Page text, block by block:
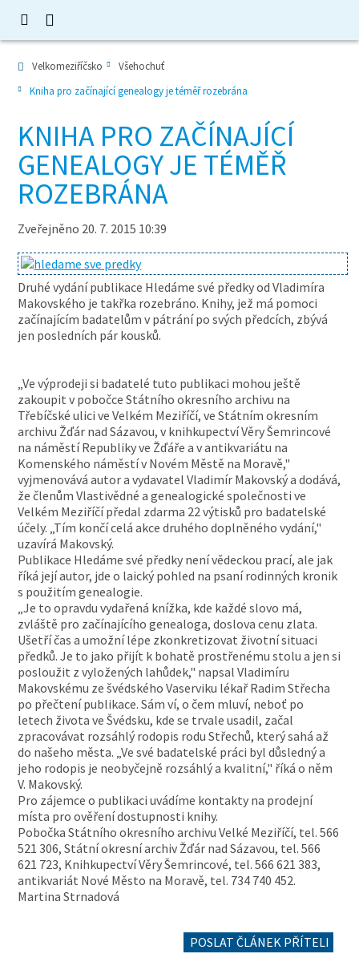
Velkomeziříčsko
Všehochuť
Kniha pro začínající genealogy je téměř rozebrána
KNIHA PRO ZAČÍNAJÍCÍ
GENEALOGY JE TÉMĚŘ
ROZEBRÁNA
Zveřejněno 20. 7. 2015 10:39
Druhé vydání publikace Hledáme své předky od Vladimíra
Makovského je takřka rozebráno. Knihy, jež má pomoci
začínajícím badatelům v pátrání po svých předcích, zbývá
jen posledních pár kousků.
„Ve výprodeji si badatelé tuto publikaci mohou ještě
zakoupit v pobočce Státního okresního archivu na
Třebíčské ulici ve Velkém Meziříčí, ve Státním okresním
archivu Žďár nad Sázavou, v knihkupectví Věry Šemrincové
na náměstí Republiky ve Žďáře a v antikvariátu na
Komenského náměstí v Novém Městě na Moravě,"
vyjmenovává autor a vydavatel Vladimír Makovský a dodává,
že členům Vlastivědné a genealogické společnosti ve
Velkém Meziříčí předal zdarma 22 výtisků pro badatelské
účely. „Tím končí celá akce druhého doplněného vydání,"
uzavírá Makovský.
Publikace Hledáme své předky není vědeckou prací, ale jak
říká její autor, jde o laický pohled na psaní rodinných kronik
s použitím genealogie.
„Je to opravdu vydařená knížka, kde každé slovo má,
zvláště pro začínajícího genealoga, doslova cenu zlata.
Ušetří čas a umožní lépe zkonkretizovat životní situaci
předků. Je to jako přijít k bohatě prostřenému stolu a jen si
posloužit z vyložených lahůdek," napsal Vladimíru
Makovskému ze švédského Vaserviku lékař Radim Střecha
po přečtení publikace. Sám ví, o čem mluví, neboť po
letech života ve Švédsku, kde se trvale usadil, začal
zpracovávat rozsáhlý rodopis rodu Střechů, který sahá až
do našeho města. „Ve své badatelské práci byl důsledný a
jeho rodopis je neobyčejně rozsáhlý a kvalitní," říká o něm
V. Makovský.
Pro zájemce o publikaci uvádíme kontakty na prodejní
místa pro ověření dostupnosti knihy.
Pobočka Státního okresního archivu Velké Meziříčí, tel. 566
521 306, Státní okresní archiv Žďár nad Sázavou, tel. 566
621 723, Knihkupectví Věry Šemrincové, tel. 566 621 383,
antikvariát Nové Město na Moravě, tel. 734 740 452.
Martina Strnadová
POSLAT ČLÁNEK PŘÍTELI